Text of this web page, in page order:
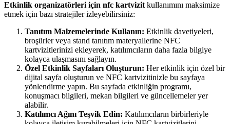
Etkinlik organizatörleri için nfc kartvizit kullanımını maksimize
etmek için bazı stratejiler izleyebilirsiniz:
Tanıtım Malzemelerinde Kullanın: Etkinlik davetiyeleri,
broşürler veya stand tanıtım materyallerine NFC
kartvizitlerinizi ekleyerek, katılımcıların daha fazla bilgiye
kolayca ulaşmasını sağlayın.
Özel Etkinlik Sayfaları Oluşturun: Her etkinlik için özel bir
dijital sayfa oluşturun ve NFC kartvizitinizle bu sayfaya
yönlendirme yapın. Bu sayfada etkinliğin programı,
konuşmacı bilgileri, mekan bilgileri ve güncellemeler yer
alabilir.
Katılımcı Ağını Teşvik Edin: Katılımcıların birbirleriyle